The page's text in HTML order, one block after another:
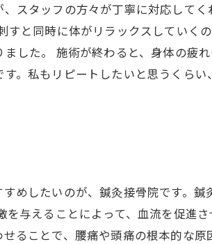
スタッフの方々が丁寧に対応してく
と同時に体がリラックスしていく
した。 施術が終わると、身体の疲
。私もリピートしたいと思うくらい
めしたいのが、鍼灸接骨院です。鍼
与えることによって、血流を促進さ
ることで、腰痛や頭痛の根本的な原